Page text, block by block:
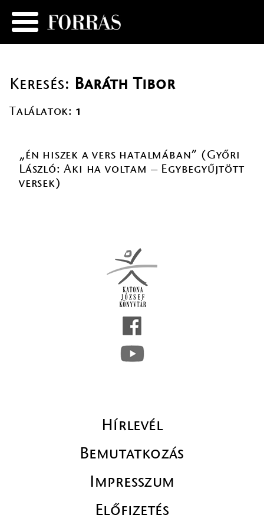
Keresés: Baráth Tibor
Találatok: 1
„én hiszek a vers hatalmában” (Győri
László: Aki ha voltam – Egybegyűjtött
versek)
Hírlevél
Bemutatkozás
Impresszum
Előfizetés